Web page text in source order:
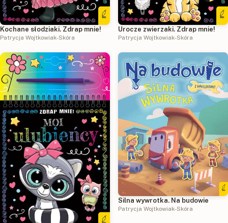
Kochane słodziaki. Zdrap mnie!
Patrycja Wojtkowiak-Skóra
Urocze zwierzaki. Zdrap mnie!
Patrycja Wojtkowiak-Skóra
Silna wywrotka. Na budowie
Patrycja Wojtkowiak-Skóra